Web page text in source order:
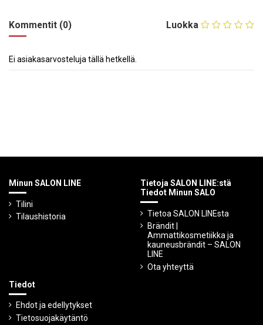
Luokka
Kommentit (0)
Ei asiakasarvosteluja tällä hetkellä.
Minun SALON LINE
Tilini
Tilaushistoria
Tietoja SALON LINE:stä
Tiedot Minun SALO
Tietoa SALON LINEsta
Brändit |
Ammattikosmetiikka ja
kauneusbrändit – SALON
LINE
Ota yhteyttä
Tiedot
Ehdot ja edellytykset
Tietosuojakäytäntö